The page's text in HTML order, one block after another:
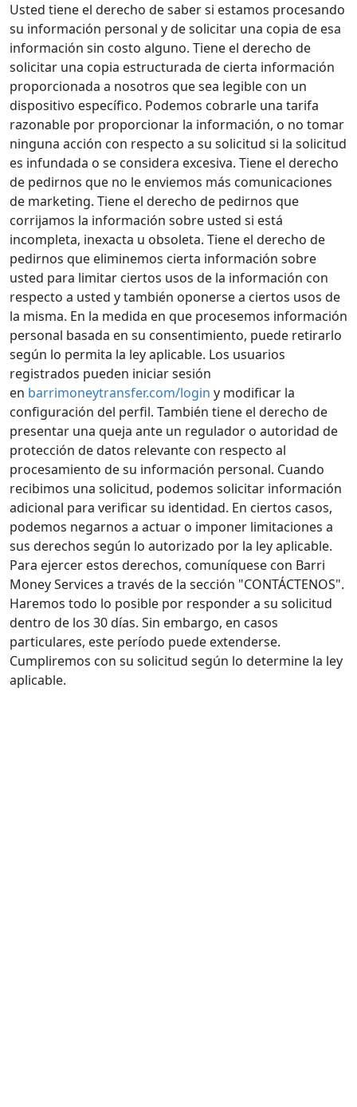
Usted tiene el derecho de saber si estamos procesando
su información personal y de solicitar una copia de esa
información sin costo alguno. Tiene el derecho de
solicitar una copia estructurada de cierta información
proporcionada a nosotros que sea legible con un
dispositivo específico. Podemos cobrarle una tarifa
razonable por proporcionar la información, o no tomar
ninguna acción con respecto a su solicitud si la solicitud
es infundada o se considera excesiva. Tiene el derecho
de pedirnos que no le enviemos más comunicaciones
de marketing. Tiene el derecho de pedirnos que
corrijamos la información sobre usted si está
incompleta, inexacta u obsoleta. Tiene el derecho de
pedirnos que eliminemos cierta información sobre
usted para limitar ciertos usos de la información con
respecto a usted y también oponerse a ciertos usos de
la misma. En la medida en que procesemos información
personal basada en su consentimiento, puede retirarlo
según lo permita la ley aplicable. Los usuarios
registrados pueden iniciar sesión
en barrimoneytransfer.com/login y modificar la
configuración del perfil. También tiene el derecho de
presentar una queja ante un regulador o autoridad de
protección de datos relevante con respecto al
procesamiento de su información personal. Cuando
recibimos una solicitud, podemos solicitar información
adicional para verificar su identidad. En ciertos casos,
podemos negarnos a actuar o imponer limitaciones a
sus derechos según lo autorizado por la ley aplicable.
Para ejercer estos derechos, comuníquese con Barri
Money Services a través de la sección "CONTÁCTENOS".
Haremos todo lo posible por responder a su solicitud
dentro de los 30 días. Sin embargo, en casos
particulares, este período puede extenderse.
Cumpliremos con su solicitud según lo determine la ley
aplicable.